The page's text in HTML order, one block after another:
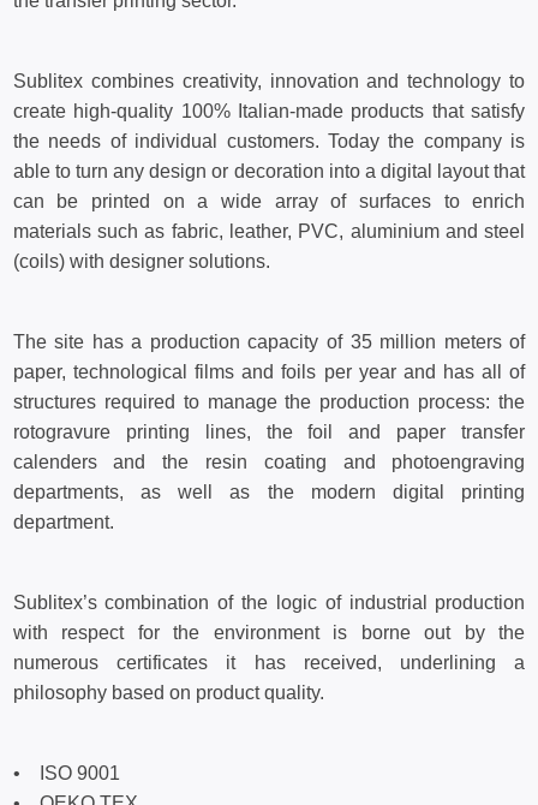
Sublitex combines creativity, innovation and technology to
create high-quality 100% Italian-made products that satisfy
the needs of individual customers. Today the company is
able to turn any design or decoration into a digital layout that
can be printed on a wide array of surfaces to enrich
materials such as fabric, leather, PVC, aluminium and steel
(coils) with designer solutions.
The site has a production capacity of 35 million meters of
paper, technological films and foils per year and has all of
structures required to manage the production process: the
rotogravure printing lines, the foil and paper transfer
calenders and the resin coating and photoengraving
departments, as well as the modern digital printing
department.
Sublitex’s combination of the logic of industrial production
with respect for the environment is borne out by the
numerous certificates it has received, underlining a
philosophy based on product quality.
• ISO 9001